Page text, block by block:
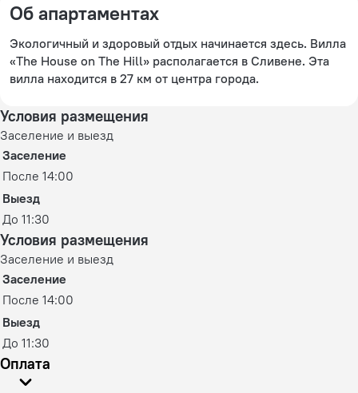
Об апартаментах
Экологичный и здоровый отдых начинается здесь. Вилла
«The House on The Hill» располагается в Сливене. Эта
вилла находится в 27 км от центра города.
Условия размещения
Заселение и выезд
Заселение
После 14:00
Выезд
До 11:30
Условия размещения
Заселение и выезд
Заселение
После 14:00
Выезд
До 11:30
Оплата